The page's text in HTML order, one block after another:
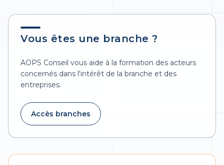
Vous êtes une branche ?
AOPS Conseil vous aide à la formation des acteurs
concernés dans l'intérêt de la branche et des
entreprises.
Accès branches